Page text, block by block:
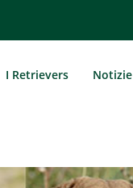
I Retrievers Notizie